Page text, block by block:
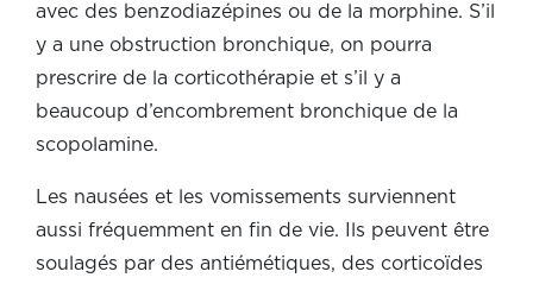
avec des benzodiazépines ou de la morphine. S’il
y a une obstruction bronchique, on pourra
prescrire de la corticothérapie et s’il y a
beaucoup d’encombrement bronchique de la
scopolamine.
Les nausées et les vomissements surviennent
aussi fréquemment en fin de vie. Ils peuvent être
soulagés par des antiémétiques, des corticoïdes